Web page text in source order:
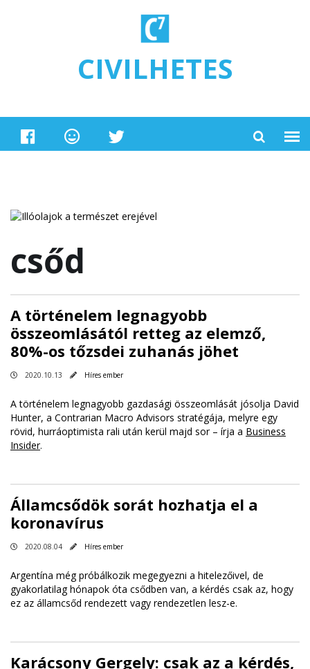
CIVILHETES
csőd
A történelem legnagyobb
összeomlásától retteg az elemző,
80%-os tőzsdei zuhanás jöhet
2020.10.13 Híres ember
A történelem legnagyobb gazdasági összeomlását jósolja David
Hunter, a Contrarian Macro Advisors stratégája, melyre egy
rövid, hurráoptimista rali után kerül majd sor – írja a Business
Insider.
Államcsődök sorát hozhatja el a
koronavírus
2020.08.04 Híres ember
Argentína még próbálkozik megegyezni a hitelezőivel, de
gyakorlatilag hónapok óta csődben van, a kérdés csak az, hogy
ez az államcsőd rendezett vagy rendezetlen lesz-e.
Karácsony Gergely: csak az a kérdés,